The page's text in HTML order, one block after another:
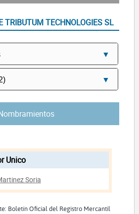
TRIBUTUM TECHNOLOGIES SL
Unico
Soria
Boletín Oficial del Registro Mercantil